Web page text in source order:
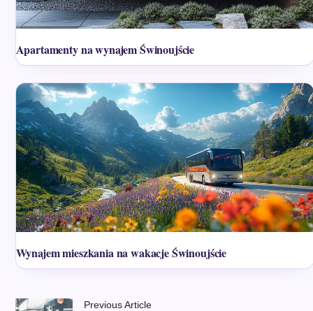
Apartamenty na wynajem Świnoujście
Wynajem mieszkania na wakacje Świnoujście
Previous Article